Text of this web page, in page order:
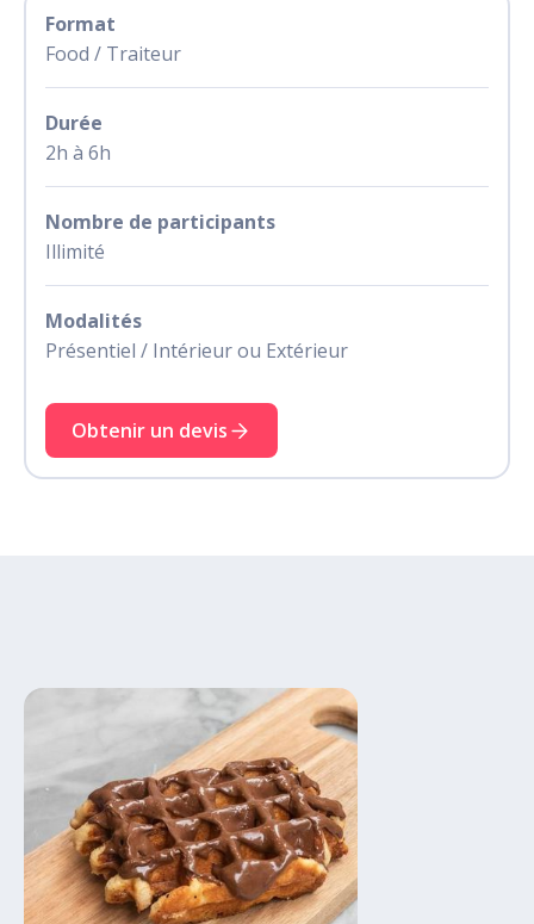
Format
Food / Traiteur
Durée
2h à 6h
Nombre de participants
Illimité
Modalités
Présentiel / Intérieur ou Extérieur
Obtenir un devis